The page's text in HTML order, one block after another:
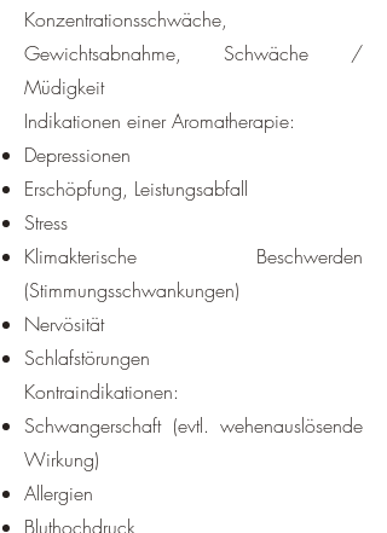
Konzentrationsschwäche,
Gewichtsabnahme, Schwäche /
Müdigkeit
Indikationen einer Aromatherapie:
Depressionen
Erschöpfung, Leistungsabfall
Stress
Klimakterische Beschwerden
(Stimmungsschwankungen)
Nervösität
Schlafstörungen
Kontraindikationen:
Schwangerschaft (evtl. wehenauslösende
Wirkung)
Allergien
Bluthochdruck